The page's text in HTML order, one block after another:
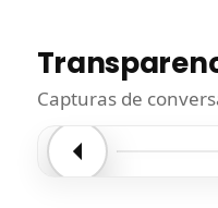
Capturas de